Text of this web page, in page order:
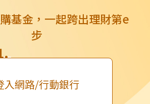
基金，一起跨出理財第e
步
入網路/行動銀行